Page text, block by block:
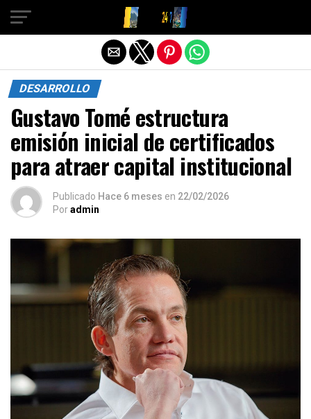
DESARROLLO
Gustavo Tomé estructura
emisión inicial de certificados
para atraer capital institucional
Publicado Hace 6 meses en 22/02/2026
Poradmin
Salir de la versión móvil